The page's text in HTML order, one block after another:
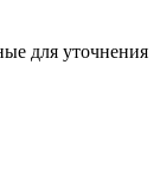
для уточнения